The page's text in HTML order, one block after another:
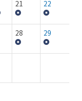
21 22
28 29